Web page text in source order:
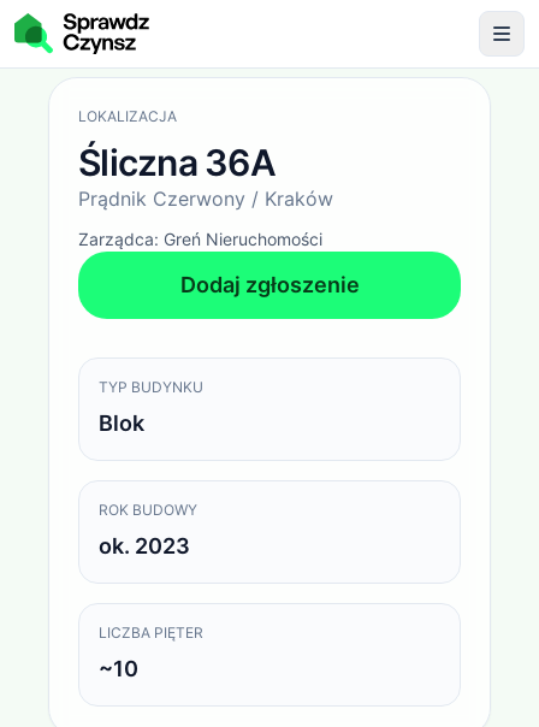
Opłaty administracyjne Śliczna 36A / Prądnik
LOKALIZACJA
Śliczna 36A
Prądnik Czerwony / Kraków
Zarządca: Greń Nieruchomości
Dodaj zgłoszenie
TYP BUDYNKU
Blok
ROK BUDOWY
ok. 2023
LICZBA PIĘTER
~10